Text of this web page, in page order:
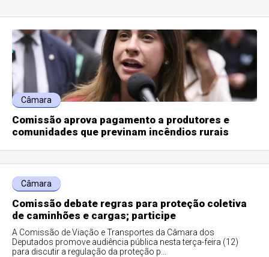
Câmara
Comissão aprova pagamento a produtores e
comunidades que previnam incêndios rurais
Câmara
Comissão debate regras para proteção coletiva
de caminhões e cargas; participe
A Comissão de Viação e Transportes da Câmara dos
Deputados promove audiência pública nesta terça-feira (12)
para discutir a regulação da proteção p...